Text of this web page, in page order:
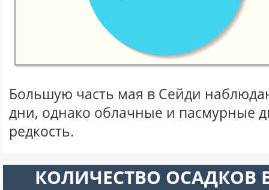
Большую часть мая в Сейди
дни, однако облачные и пасмурные
редкость.
КОЛИЧЕСТВО ОСАДКОВ